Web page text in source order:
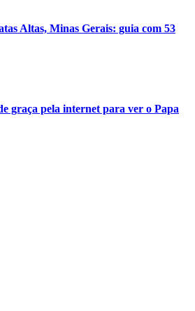
Altas, Minas Gerais: guia com 53
graça pela internet para ver o Papa